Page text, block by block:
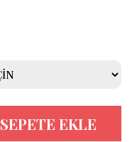
SEPETE EKLE